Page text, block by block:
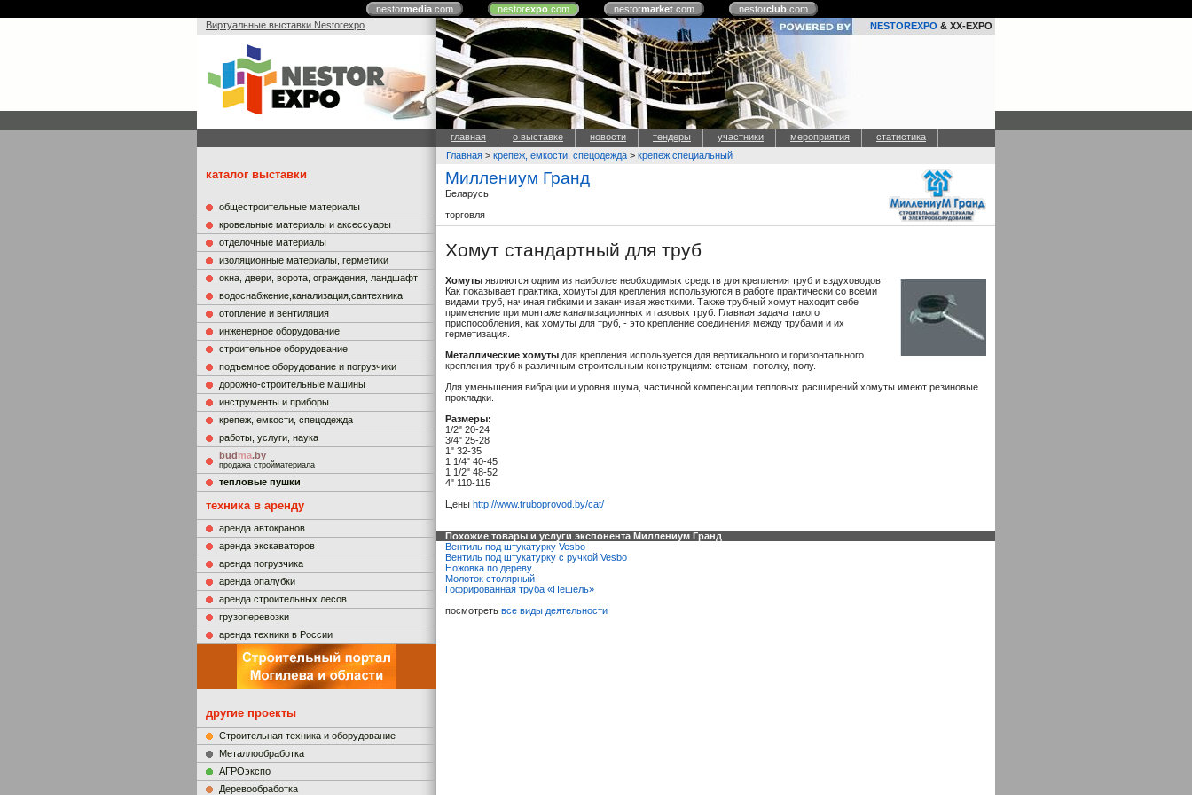
nestormedia.com nestorexpo.com nestormarket.com nestorclub.com
Виртуальные выставки Nestorexpo
NESTOREXPO & XX-EXPO
главная о выставке новости тендеры участники мероприятия статистика
каталог выставки
общестроительные материалы
кровельные материалы и аксессуары
отделочные материалы
изоляционные материалы, герметики
окна, двери, ворота, ограждения, ландшафт
водоснабжение,канализация,сантехника
отопление и вентиляция
инженерное оборудование
строительное оборудование
подъемное оборудование и погрузчики
дорожно-строительные машины
инструменты и приборы
крепеж, емкости, спецодежда
работы, услуги, наука
budma.by
продажа стройматериала
тепловые пушки
техника в аренду
аренда автокранов
аренда экскаваторов
аренда погрузчика
аренда опалубки
аренда строительных лесов
грузоперевозки
аренда техники в России
другие проекты
Строительная техника и оборудование
Металлообработка
АГРОэкспо
Деревообработка
Главная > крепеж, емкости, спецодежда > крепеж специальный
Миллениум Гранд
Беларусь
торговля
Хомут стандартный для труб
Хомуты являются одним из наиболее необходимых средств для крепления труб и вздуховодов.
Как показывает практика, хомуты для крепления используются в работе практически со всеми
видами труб, начиная гибкими и заканчивая жесткими. Также трубный хомут находит себе
применение при монтаже канализационных и газовых труб. Главная задача такого
приспособления, как хомуты для труб, - это крепление соединения между трубами и их
герметизация.
Металлические хомуты для крепления используется для вертикального и горизонтального
крепления труб к различным строительным конструкциям: стенам, потолку, полу.
Для уменьшения вибрации и уровня шума, частичной компенсации тепловых расширений хомуты имеют резиновые
прокладки.
Размеры:
1/2" 20-24
3/4" 25-28
1" 32-35
1 1/4" 40-45
1 1/2" 48-52
4" 110-115
Цены http://www.truboprovod.by/cat/
Похожие товары и услуги экспонента Миллениум Гранд
Вентиль под штукатурку Vesbo
Вентиль под штукатурку с ручкой Vesbo
Ножовка по дереву
Молоток столярный
Гофрированная труба «Пешель»
посмотреть все виды деятельности